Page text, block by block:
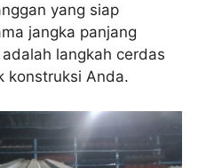
yang siap
jangka panjang
langkah cerdas
konstruksi Anda.